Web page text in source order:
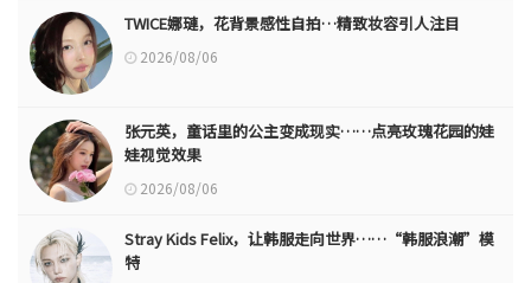
TWICE娜璉，花背景感性自拍…精致妆容引人注目
2026/08/06
张元英，童话里的公主变成现实……点亮玫瑰花园的娃
娃视觉效果
2026/08/06
Stray Kids Felix，让韩服走向世界……“韩服浪潮”模
特